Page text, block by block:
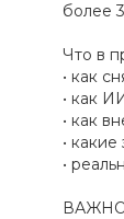
более
Что в
• как
• как
• как
•
•
ВАЖНО: